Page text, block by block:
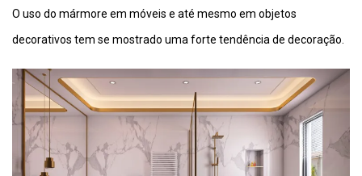
O uso do mármore em móveis e até mesmo em objetos
decorativos tem se mostrado uma forte tendência de decoração.